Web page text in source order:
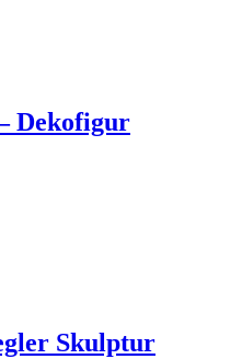
Dekofigur
Skulptur